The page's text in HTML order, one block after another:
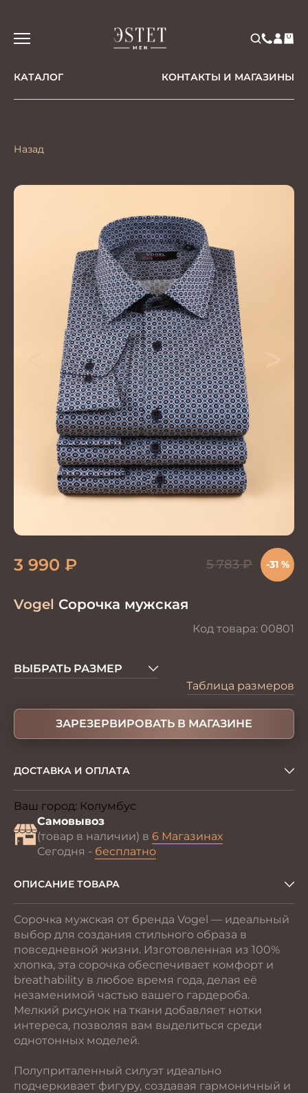
КАТАЛОГ КОНТАКТЫ И МАГАЗИНЫ
Назад
>
Vogel Сорочка мужская
Код товара: 00801
3 990 ₽ 5 783₽ -31 %
ВЫБРАТЬ РАЗМЕР
Таблица размеров
ЗАРЕЗЕРВИРОВАТЬ В МАГАЗИНЕ
ДОСТАВКА И ОПЛАТА
Ваш город: Колумбус
Самовывоз
(товар в наличии) в 6 Магазинах
Сегодня - бесплатно
ОПИСАНИЕ ТОВАРА
Сорочка мужская от бренда Vogel — идеальный
выбор для создания стильного образа в
повседневной жизни. Изготовленная из 100%
хлопка, эта сорочка обеспечивает комфорт и
breathability в любое время года, делая её
незаменимой частью вашего гардероба.
Мелкий рисунок на ткани добавляет нотки
интереса, позволяя вам выделиться среди
однотонных моделей.
Полуприталенный силуэт идеально
подчеркивает фигуру, создавая гармоничный и